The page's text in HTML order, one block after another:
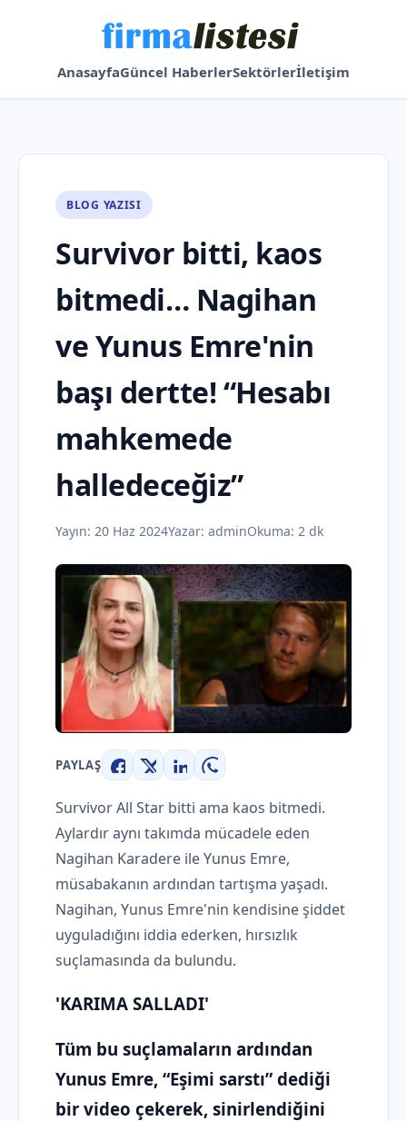
AnasayfaGüncel HaberlerSektörlerİletişim
BLOG YAZISI
Survivor bitti, kaos
bitmedi… Nagihan
ve Yunus Emre'nin
başı dertte! “Hesabı
mahkemede
halledeceğiz”
Yayın: 20 Haz 2024Yazar: adminOkuma: 2 dk
PAYLAŞ
Facebook
X LinkedInWhatsApp
Survivor All Star bitti ama kaos bitmedi.
Aylardır aynı takımda mücadele eden
Nagihan Karadere ile Yunus Emre,
müsabakanın ardından tartışma yaşadı.
Nagihan, Yunus Emre'nin kendisine şiddet
uyguladığını iddia ederken, hırsızlık
suçlamasında da bulundu.
'KARIMA SALLADI'
Tüm bu suçlamaların ardından
Yunus Emre, “Eşimi sarstı” dediği
bir video çekerek, sinirlendiğini